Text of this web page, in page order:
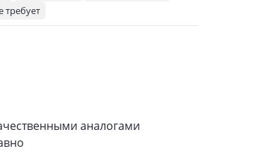
требует
аналогами